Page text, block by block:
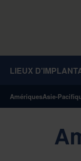
LIEUX
AmériquesAsie-